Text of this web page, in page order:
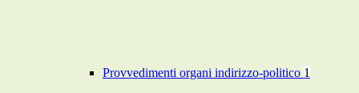
Provvedimenti organi indirizzo-politico 1